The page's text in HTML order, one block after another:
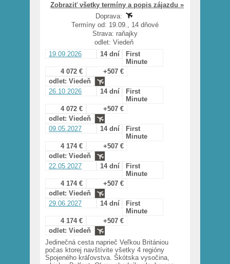
Zobraziť všetky termíny a popis zájazdu »
Doprava:
Termíny od: 19.09., 14 dňové
Strava: raňajky
odlet: Viedeň
19.09.2026
14 dní
First
Minute
4 072 €
+507 €
odlet: Viedeň
26.10.2026
14 dní
First
Minute
4 072 €
+507 €
odlet: Viedeň
09.05.2027
14 dní
First
Minute
4 174 €
+507 €
odlet: Viedeň
22.05.2027
14 dní
First
Minute
4 174 €
+507 €
odlet: Viedeň
29.06.2027
14 dní
First
Minute
4 174 €
+507 €
odlet: Viedeň
Jedinečná cesta naprieč Veľkou Britániou
počas ktorej navštívite všetky 4 regióny
Spojeného kráľovstva. Škótska vysočina,